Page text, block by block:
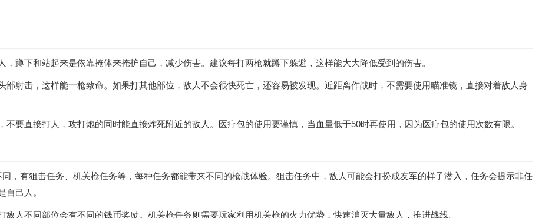
蹲下和站起来是依靠掩体来掩护自己，减少伤害。建议每打两枪就蹲下躲避，这样能大大降低受到的伤害。
射击，这样能一枪致命。如果打其他部位，敌人不会很快死亡，还容易被发现。近距离作战时，不需要使用瞄准镜，直接对着敌人身
要直接打人，攻打炮的同时能直接炸死附近的敌人。医疗包的使用要谨慎，当血量低于50时再使用，因为医疗包的使用次数有限。
，有狙击任务、机关枪任务等，每种任务都能带来不同的枪战体验。狙击任务中，敌人可能会打扮成友军的样子潜入，任务会提示非任
己人。
人不同部位会有不同的钱币奖励。机关枪任务则需要玩家利用机关枪的火力优势，快速消灭大量敌人，推进战线。